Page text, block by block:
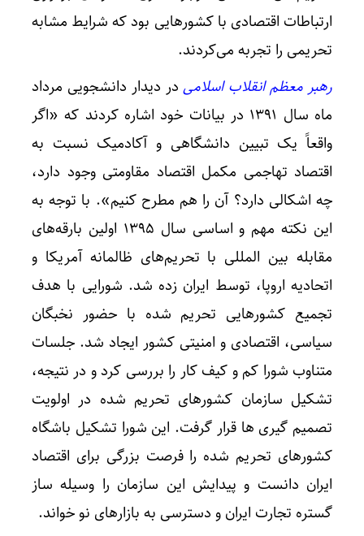
ارتباطات اقتصادی با کشورهایی بود که شرایط مشابه
تحریمی را تجربه می‌کردند.
رهبر معظم انقلاب اسلامیدر دیدار دانشجویی مرداد
ماه سال ۱۳۹۱ در بیانات خود اشاره کردند که «اگر
واقعاً یک تبیین دانشگاهی و آکادمیک نسبت به
اقتصاد تهاجمی مکمل اقتصاد مقاومتی وجود دارد،
چه اشکالی دارد؟ آن را هم مطرح کنیم». با توجه به
این نکته مهم و اساسی سال ۱۳۹۵ اولین بارقه‌های
مقابله بین المللی با تحریم‌های ظالمانه آمریکا و
اتحادیه اروپا، توسط ایران زده شد. شورایی با هدف
تجمیع کشورهایی تحریم شده با حضور نخبگان
سیاسی، اقتصادی و امنیتی کشور ایجاد شد. جلسات
متناوب شورا کم و کیف کار را بررسی کرد و در نتیجه،
تشکیل سازمان کشورهای تحریم شده در اولویت
تصمیم گیری ها قرار گرفت. این شورا تشکیل باشگاه
کشورهای تحریم شده را فرصت بزرگی برای اقتصاد
ایران دانست و پیدایش این سازمان را وسیله ساز
گستره تجارت ایران و دسترسی به بازارهای نو خواند.